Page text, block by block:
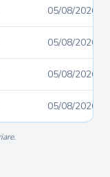
05/08/2026
05/08/2026
05/08/2026
05/08/2026